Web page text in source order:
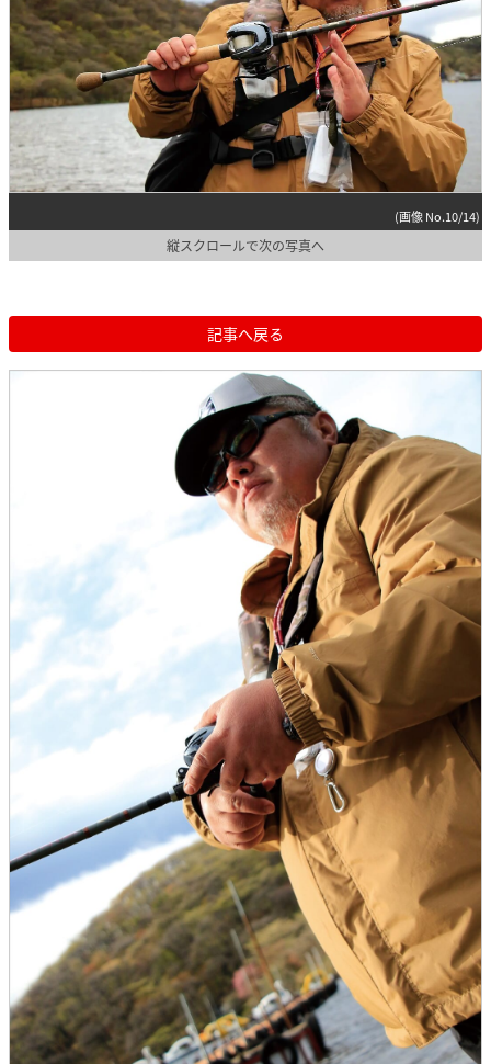
(画像 No.10/14)
縦スクロールで次の写真へ
記事へ戻る